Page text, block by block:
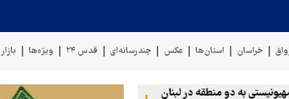
خراسان استان‌ها عکس چندرسانه‌ای قدس ۲۴ ویژه‌ها بازار
به دو منطقه در لبنان وقوع حادثه دریایی در سواحل عمان